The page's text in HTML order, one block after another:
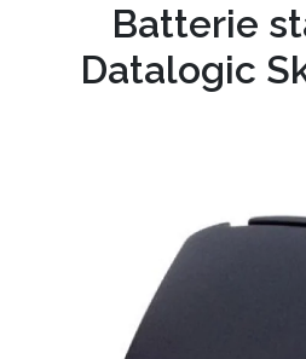
Batterie
Datalogic